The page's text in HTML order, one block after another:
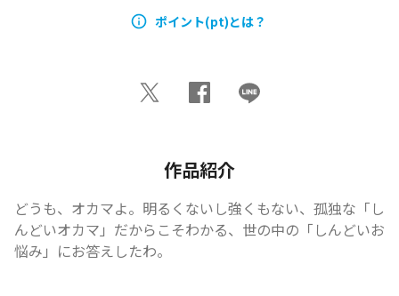
ポイント(pt)とは？
作品紹介
どうも、オカマよ。明るくないし強くもない、孤独な「し
んどいオカマ」だからこそわかる、世の中の「しんどいお
悩み」にお答えしたわ。